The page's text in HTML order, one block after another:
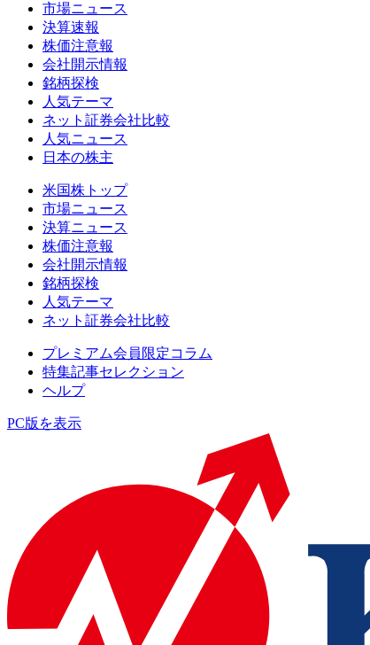
市場ニュース
決算速報
株価注意報
会社開示情報
銘柄探検
人気テーマ
ネット証券会社比較
人気ニュース
日本の株主
米国株トップ
市場ニュース
決算ニュース
株価注意報
会社開示情報
銘柄探検
人気テーマ
ネット証券会社比較
プレミアム会員限定コラム
特集記事セレクション
ヘルプ
PC版を表示